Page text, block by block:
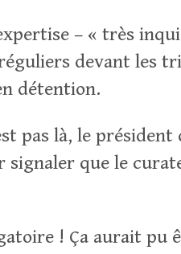
– « très
devant les
détention.
pas là, le
signaler que le
! Ça aurait pu